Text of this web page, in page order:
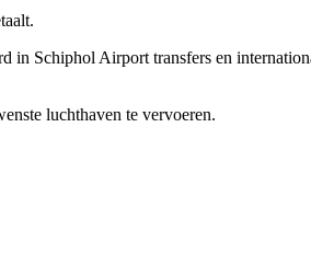
Schiphol Airport transfers en
luchthaven te vervoeren.